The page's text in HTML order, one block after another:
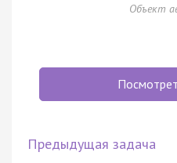
Объект
Предыдущая задача